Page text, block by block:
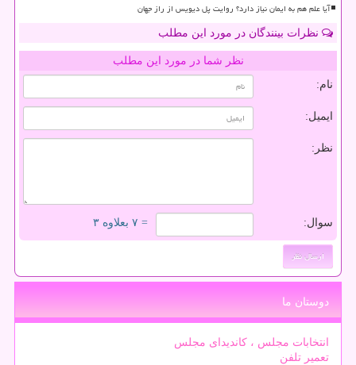
آیا علم هم به ایمان نیاز دارد؟ روایت پل دیویس از راز جهان
نظرات بینندگان در مورد این مطلب
نظر شما در مورد این مطلب
نام:
ایمیل:
نظر:
سوال: = ۷ بعلاوه ۳
دوستان ما
انتخابات مجلس ، کاندیدای مجلس
تعمیر تلفن